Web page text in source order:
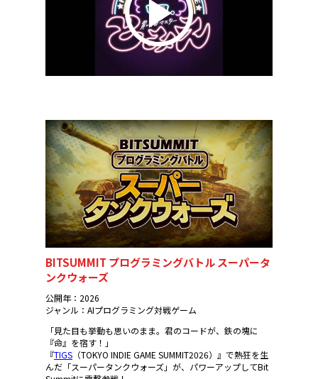
BITSUMMIT プログラミングバトル スーパータ
ンクウォーズ
公開年：2026
ジャンル：AIプログラミング対戦ゲーム
「見た目も挙動も思いのまま。君のコードが、鉄の塊に
『命』を宿す！」
『TIGS （TOKYO INDIE GAME SUMMIT2026）』で熱狂を生
んだ「スーパータンクウォーズ」が、パワーアップしてBit